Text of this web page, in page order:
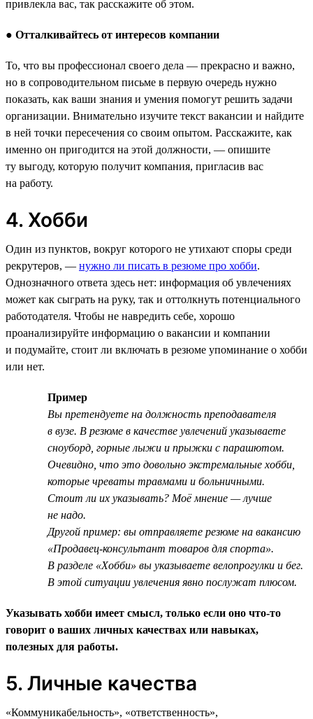
привлекла вас, так расскажите об этом.
● Отталкивайтесь от интересов компании
То, что вы профессионал своего дела — прекрасно и важно,
но в сопроводительном письме в первую очередь нужно
показать, как ваши знания и умения помогут решить задачи
организации. Внимательно изучите текст вакансии и найдите
в ней точки пересечения со своим опытом. Расскажите, как
именно он пригодится на этой должности, — опишите
ту выгоду, которую получит компания, пригласив вас
на работу.
4. Хобби
Один из пунктов, вокруг которого не утихают споры среди
рекрутеров, — нужно ли писать в резюме про хобби.
Однозначного ответа здесь нет: информация об увлечениях
может как сыграть на руку, так и оттолкнуть потенциального
работодателя. Чтобы не навредить себе, хорошо
проанализируйте информацию о вакансии и компании
и подумайте, стоит ли включать в резюме упоминание о хобби
или нет.
Пример
Вы претендуете на должность преподавателя
в вузе. В резюме в качестве увлечений указываете
сноуборд, горные лыжи и прыжки с парашютом.
Очевидно, что это довольно экстремальные хобби,
которые чреваты травмами и больничными.
Стоит ли их указывать? Моё мнение — лучше
не надо.
Другой пример: вы отправляете резюме на вакансию
«Продавец-консультант товаров для спорта».
В разделе «Хобби» вы указываете велопрогулки и бег.
В этой ситуации увлечения явно послужат плюсом.
Указывать хобби имеет смысл, только если оно что-то
говорит о ваших личных качествах или навыках,
полезных для работы.
5. Личные качества
«Коммуникабельность», «ответственность»,